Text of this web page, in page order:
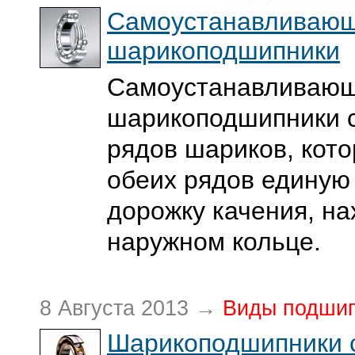
шарикоподшипники
шарикоподшипники
рядов шариков,
обеих рядов
дорожку качения,
наружном кольце.
8 Августа 2013 → Виды
Шарикоподшипники